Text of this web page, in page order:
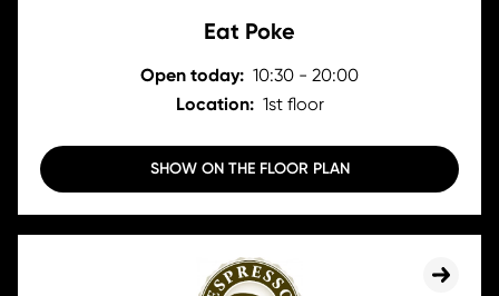
Eat Poke
Open today: 10:30 - 20:00
Location: 1st floor
SHOW ON THE FLOOR PLAN